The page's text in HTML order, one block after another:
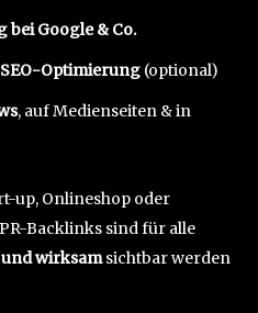
Google & Co.
Optimierung (optional)
, auf Medienseiten & in
up, Onlineshop oder
Backlinks sind für alle
und wirksamsichtbar werden